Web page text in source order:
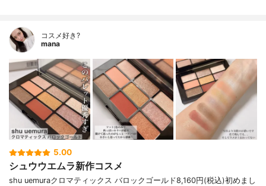
コスメ好き?
mana
5.00
シュウウエムラ新作コスメ
shu uemuraクロマティックス バロックゴールド8,160円(税込)初めまし